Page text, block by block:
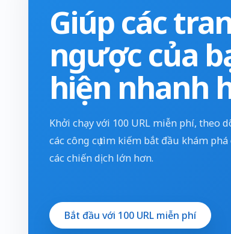
Giúp các
ngược của
hiện nhanh
Khởi chạy với 100 URL miễn phí, theo
các công cụ tìm kiếm bắt đầu khám
các chiến dịch lớn hơn.
Bắt đầu với 100 URL miễn phí